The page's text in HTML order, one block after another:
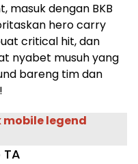
masuk dengan BKB
hero carry
critical hit, dan
nyabet musuh yang
bareng tim dan
legend